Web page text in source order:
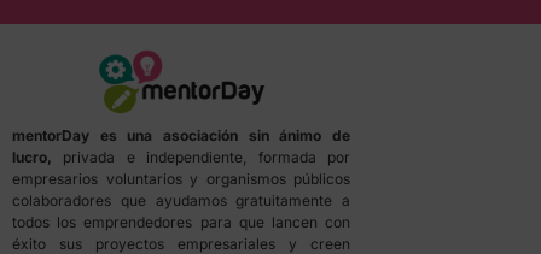
mentorDay es una asociación sin ánimo de
lucro, privada e independiente, formada por
empresarios voluntarios y organismos públicos
colaboradores que ayudamos gratuitamente a
todos los emprendedores para que lancen con
éxito sus proyectos empresariales y creen